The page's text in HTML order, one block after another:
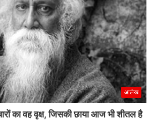
आलेख
का वह वृक्ष, जिसकी छाया आज भी शीतल है